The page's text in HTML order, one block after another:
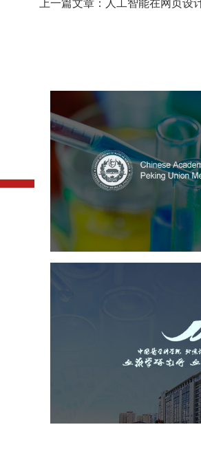
上一篇文章：人工智能在网页设
中国医学
医药医疗 医院
大学网站建设
中国医学科学
（中国医
医院网
网站建